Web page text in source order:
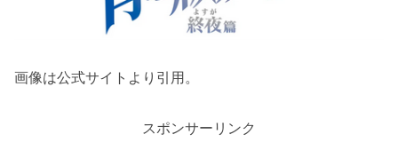
画像は公式サイトより引用。
スポンサーリンク